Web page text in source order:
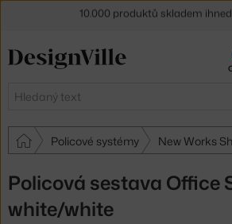
Hledat
Policové systémy New Works
Policová sestava Office
white/white
30 dní na vrácení